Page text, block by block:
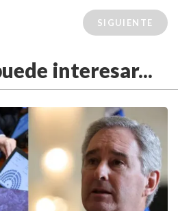
SIGUIENTE
interesar...